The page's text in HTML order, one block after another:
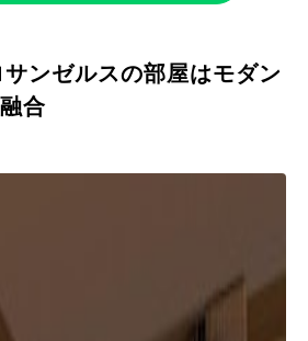
ンゼルスの部屋はモダン
合